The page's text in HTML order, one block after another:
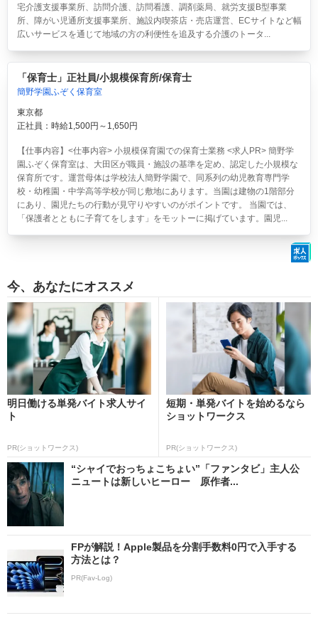
宅介護支援事業所、訪問介護、訪問看護、調剤薬局、就労支援B型事業
所、障がい児通所支援事業所、施設内喫茶店・売店運営、ECサイトなど幅
広いサービスを通じて地域の方の利便性を追及する介護のトータ...
「保育士」正社員/小規模保育所/保育士
簡野学園ふぞく保育室
東京都
正社員：時給1,500円～1,650円
【仕事内容】<仕事内容> 小規模保育園での保育士業務 <求人PR> 簡野学
園ふぞく保育室は、大田区が職員・施設の基準を定め、認定した小規模な
保育所です。運営母体は学校法人簡野学園で、同系列の幼児教育専門学
校・幼稚園・中学高等学校が同じ敷地にあります。当園は建物の1階部分
にあり、園児たちの行動が見守りやすいのがポイントです。 当園では、
「保護者とともに子育てをします」をモットーに掲げています。園児...
今、あなたにオススメ
明日働ける単発バイト求人サイ
ト
PR(ショットワークス)
短期・単発バイトを始めるなら
ショットワークス
PR(ショットワークス)
“シャイでおっちょこちょい”「ファンタビ」主人公
ニュートは新しいヒーロー 原作者...
FPが解説！Apple製品を分割手数料0円で入手する
方法とは？
PR(Fav-Log)